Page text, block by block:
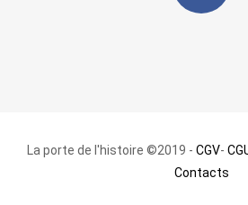
La porte de l'histoire ©2019 - CGV-
Contacts